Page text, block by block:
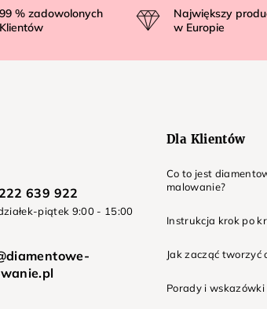
99% zadowolonych
Klientów
Największy
w Europie
639 922
piątek 9:00 - 15:00
Dla Klientów
Co to jest
malowanie?
Instrukcja krok po
Jak zacząć tworzyć
Porady i wskazówki